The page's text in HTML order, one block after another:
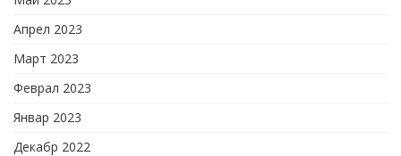
Апрел 2023
Март 2023
Феврал 2023
Январ 2023
Декабр 2022